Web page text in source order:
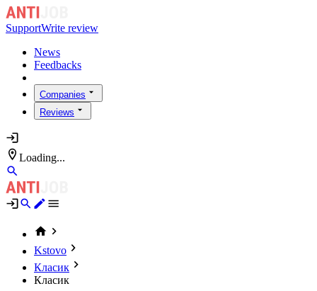
SupportWrite review
News
Feedbacks
Companies
Reviews
Loading...
Kstovo
Класик
Класик